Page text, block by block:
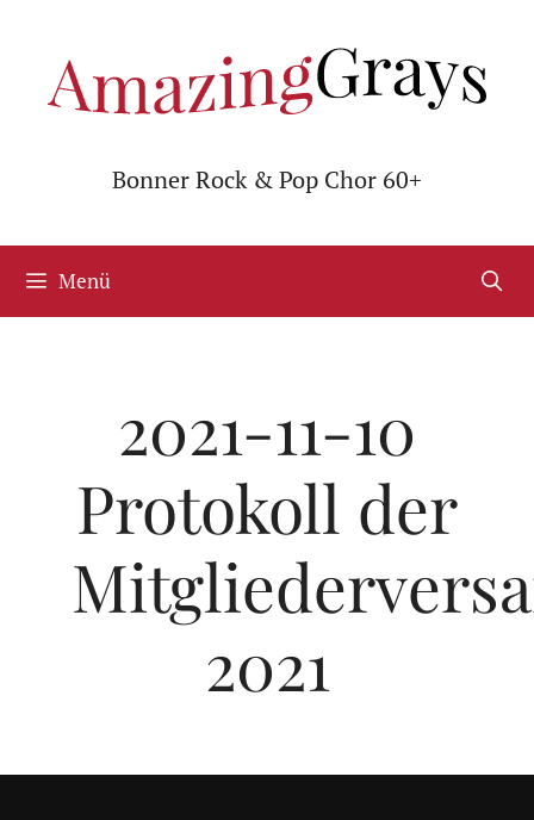
springen
Bonner Rock & Pop Chor 60+
Menü
2021-11-10
Protokoll der
2021